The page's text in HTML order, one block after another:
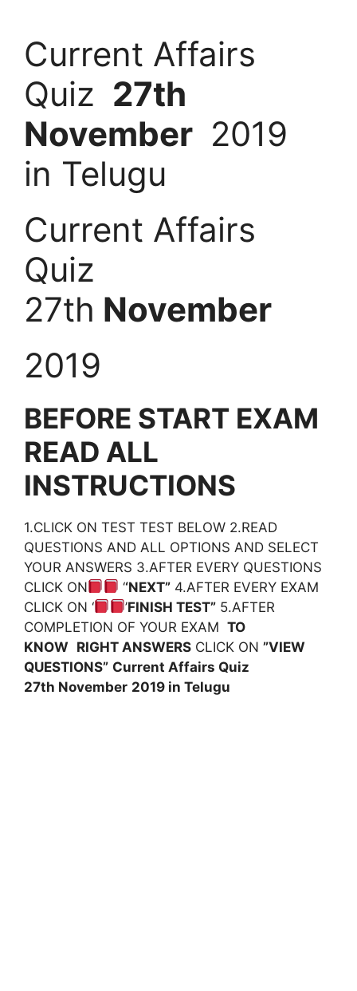
Current Affairs
Quiz 27th
November 2019
in Telugu
Current Affairs
Quiz
27th November
2019
BEFORE START EXAM
READ ALL
INSTRUCTIONS
1.CLICK ON TEST TEST BELOW 2.READ
QUESTIONS AND ALL OPTIONS AND SELECT
YOUR ANSWERS 3.AFTER EVERY QUESTIONS
CLICK ON
‘‘NEXT”4.AFTER EVERY EXAM
CLICK ON ‘
’FINISH TEST”5.AFTER
COMPLETION OF YOUR EXAM TO
KNOW RIGHT ANSWERS CLICK ON ”VIEW
QUESTIONS” Current Affairs Quiz
27th November 2019 in Telugu